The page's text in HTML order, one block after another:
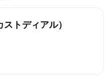
トディアル）